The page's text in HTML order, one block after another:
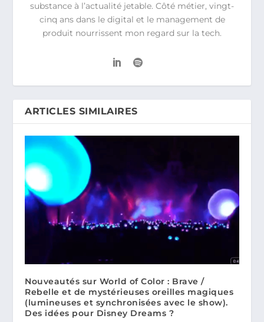
substance à l’actualité jetable. Côté métier, vingt-
cinq ans dans le digital et le management de
produit nourrissent mon regard sur la tech.
ARTICLES SIMILAIRES
Nouveautés sur World of Color : Brave /
Rebelle et de mystérieuses oreilles magiques
(lumineuses et synchronisées avec le show).
Des idées pour Disney Dreams ?